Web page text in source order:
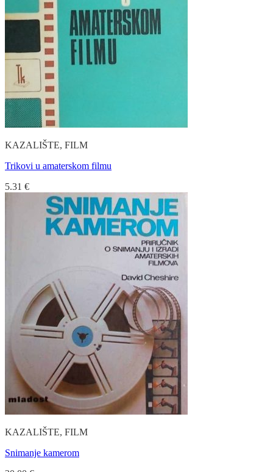
KAZALIŠTE, FILM
Trikovi u amaterskom filmu
5.31 €
KAZALIŠTE, FILM
Snimanje kamerom